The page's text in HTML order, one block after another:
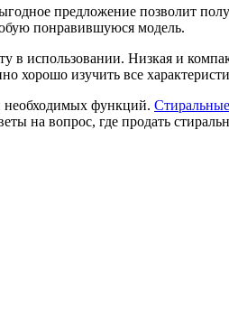
предложение позволит
понравившуюся модель.
использовании. Низкая и
изучить все
необходимых функций.
на вопрос, где продать